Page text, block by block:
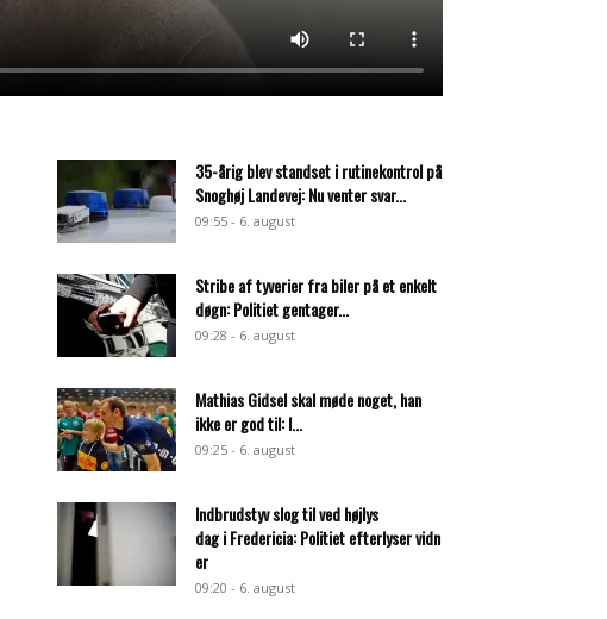
35-årig blev standset i rutinekontrol på
Snoghøj Landevej: Nu venter svar...
09:55 - 6. august
Stribe af tyverier fra biler på et enkelt
døgn: Politiet gentager...
09:28 - 6. august
Mathias Gidsel skal møde noget, han
ikke er god til: I...
09:25 - 6. august
Indbrudstyv slog til ved højlys
dag i Fredericia: Politiet efterlyser vidn
er
09:20 - 6. august